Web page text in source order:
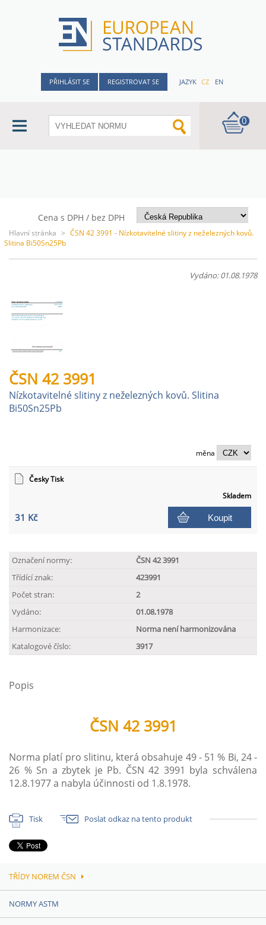
PŘIHLÁSIT SE REGISTROVAT SE JAZYK CZ EN
0
Cena s DPH / bez DPH
Hlavní stránka > ČSN 42 3991 - Nízkotavitelné slitiny z neželezných kovů.
Slitina Bi50Sn25Pb
Vydáno: 01.08.1978
ČSN 42 3991
Nízkotavitelné slitiny z neželezných kovů. Slitina
Bi50Sn25Pb
měna
Česky Tisk
Skladem
31 Kč Koupit
Označení normy:
ČSN 42 3991
Třídící znak:
423991
Počet stran:
2
Vydáno:
01.08.1978
Harmonizace:
Norma není harmonizována
Katalogové číslo:
3917
Popis
ČSN 42 3991
Norma platí pro slitinu, která obsahuje 49 - 51 % Bi, 24 -
26 % Sn a zbytek je Pb. ČSN 42 3991 byla schválena
12.8.1977 a nabyla účinnosti od 1.8.1978.
Tisk Poslat odkaz na tento produkt
TŘÍDY NOREM ČSN
NORMY ASTM